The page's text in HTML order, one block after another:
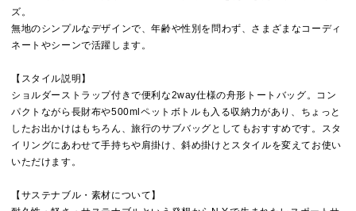
ズ。
無地のシンプルなデザインで、年齢や性別を問わず、さまざまなコーディ
ネートやシーンで活躍します。
【スタイル説明】
ショルダーストラップ付きで便利な2way仕様の舟形トートバッグ。コン
パクトながら長財布や500mlペットボトルも入る収納力があり、ちょっと
したお出かけはもちろん、旅行のサブバッグとしてもおすすめです。スタ
イリングにあわせて手持ちや肩掛け、斜め掛けとスタイルを変えてお使い
いただけます。
【サステナブル・素材について】